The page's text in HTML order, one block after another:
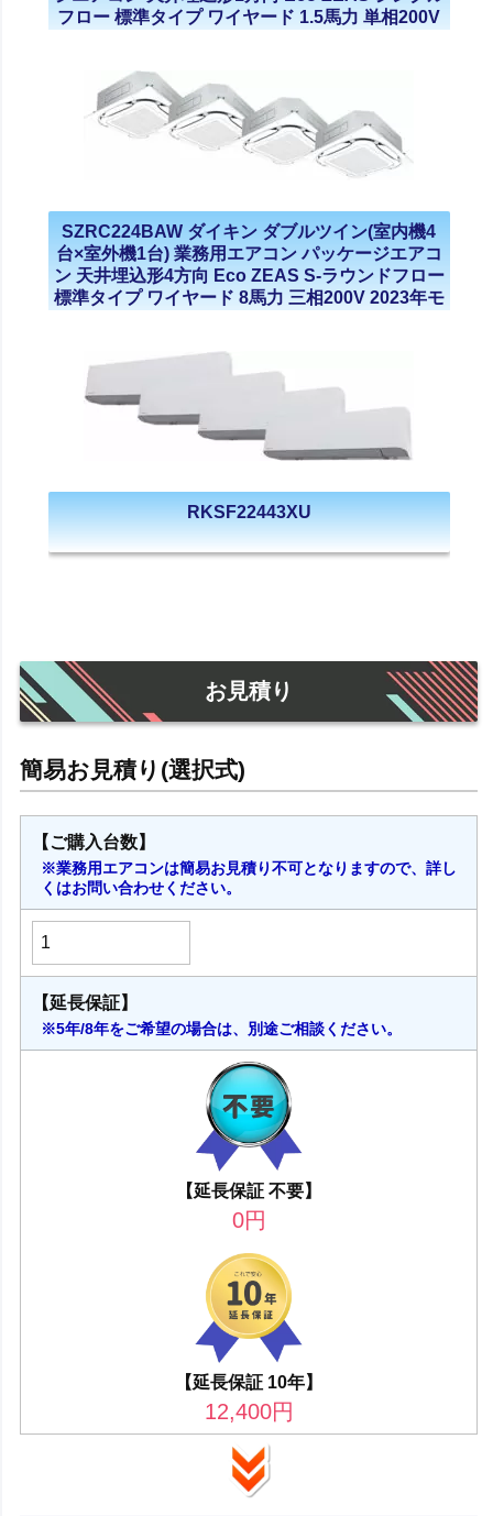
フロー 標準タイプ ワイヤード 1.5馬力 単相200V
SZRC224BAW ダイキン ダブルツイン(室内機4
台×室外機1台) 業務用エアコン パッケージエアコ
ン 天井埋込形4方向 Eco ZEAS S-ラウンドフロー
標準タイプ ワイヤード 8馬力 三相200V 2023年モ
RKSF22443XU
お見積り
【ご購入台数】
※業務用エアコンは簡易お見積り不可となりますので、詳し
くはお問い合わせください。
【延長保証】
※5年/8年をご希望の場合は、別途ご相談ください。
【延長保証 不要】
0円
【延長保証 10年】
12,400円